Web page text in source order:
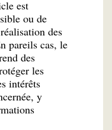
est
ou de
des
pareils cas, le
des
les
intérêts
y